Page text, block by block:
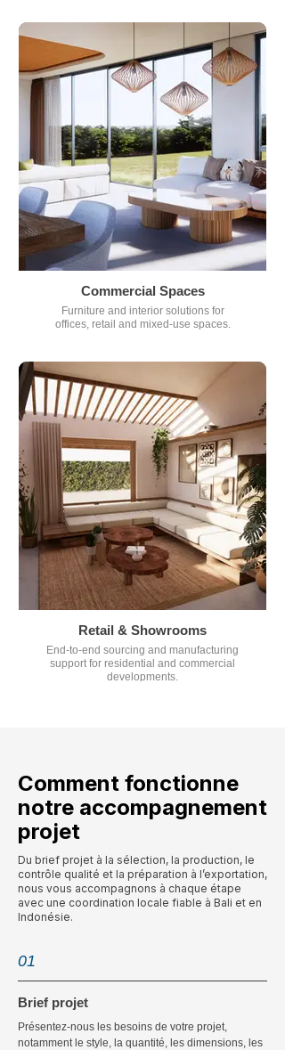
Commercial Spaces
Furniture and interior solutions for
offices, retail and mixed-use spaces.
Retail & Showrooms
End-to-end sourcing and manufacturing
support for residential and commercial
developments.
Comment fonctionne
notre accompagnement
projet
Du brief projet à la sélection, la production, le
contrôle qualité et la préparation à l’exportation,
nous vous accompagnons à chaque étape
avec une coordination locale fiable à Bali et en
Indonésie.
01
Brief projet
Présentez-nous les besoins de votre projet,
notamment le style, la quantité, les dimensions, les